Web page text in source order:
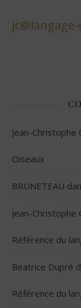
Jean-Christophe
Oiseaux
BRUNETEAU
Jean-Christophe
Référence du
Beatrice Dupré
Référence du